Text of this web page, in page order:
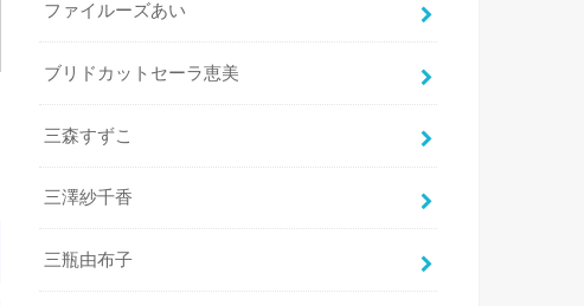
ファイルーズあい
ブリドカットセーラ恵美
三森すずこ
三澤紗千香
三瓶由布子